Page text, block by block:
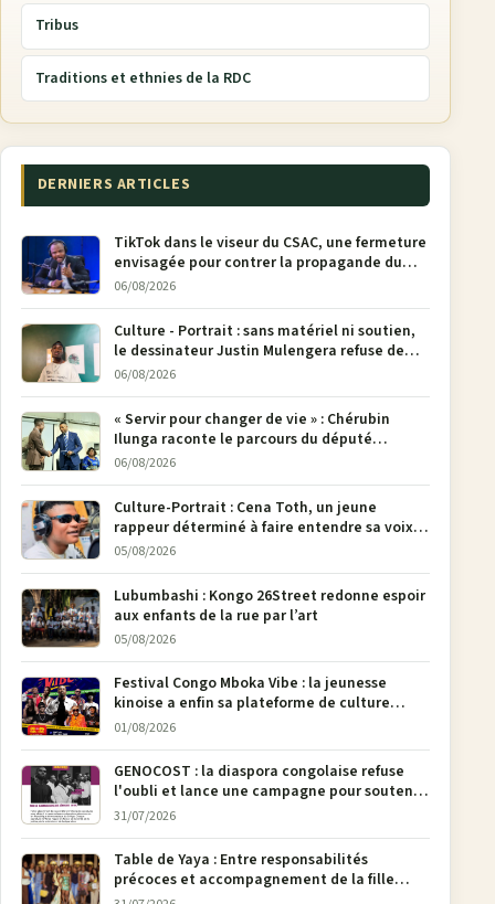
Tribus
Traditions et ethnies de la RDC
DERNIERS ARTICLES
TikTok dans le viseur du CSAC, une fermeture
envisagée pour contrer la propagande du
M23
06/08/2026
Culture - Portrait : sans matériel ni soutien,
le dessinateur Justin Mulengera refuse de
poser son crayon
06/08/2026
« Servir pour changer de vie » : Chérubin
Ilunga raconte le parcours du député
national Jethro Muyombi Tshimbu en 137
06/08/2026
Culture-Portrait : Cena Toth, un jeune
rappeur déterminé à faire entendre sa voix à
Bunia
05/08/2026
Lubumbashi : Kongo 26Street redonne espoir
aux enfants de la rue par l’art
05/08/2026
Festival Congo Mboka Vibe : la jeunesse
kinoise a enfin sa plateforme de culture
urbaine
01/08/2026
GENOCOST : la diaspora congolaise refuse
l'oubli et lance une campagne pour soutenir
la pétition FONAREV depuis Bruxelles
31/07/2026
Table de Yaya : Entre responsabilités
précoces et accompagnement de la fille